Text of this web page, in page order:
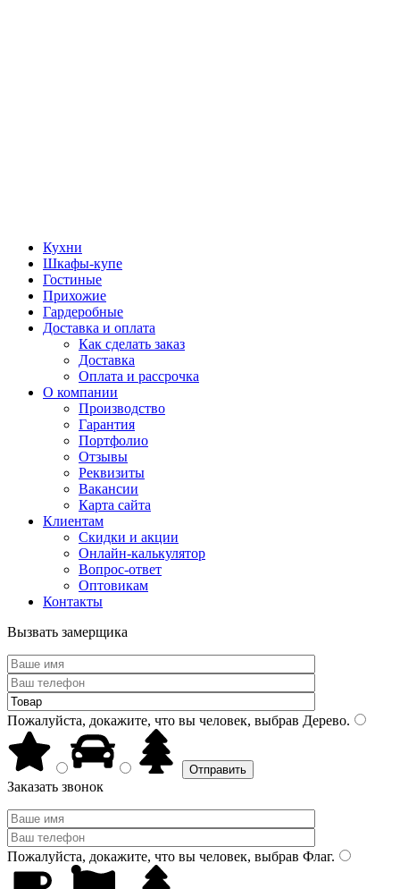
Кухни
Шкафы-купе
Гостиные
Прихожие
Гардеробные
Доставка и оплата
Как сделать заказ
Доставка
Оплата и рассрочка
О компании
Производство
Гарантия
Портфолио
Отзывы
Реквизиты
Вакансии
Карта сайта
Клиентам
Скидки и акции
Онлайн-калькулятор
Вопрос-ответ
Оптовикам
Контакты
Вызвать замерщика
Пожалуйста, докажите, что вы человек, выбрав Дерево.
Заказать звонок
Пожалуйста, докажите, что вы человек, выбрав Флаг.